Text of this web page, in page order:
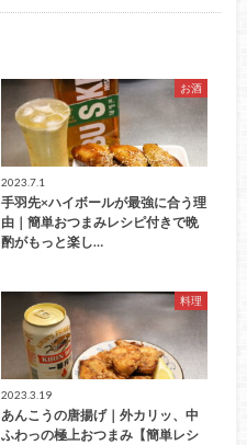
お酒
2023.7.1
手羽先×ハイボールが最強に合う理
由｜簡単おつまみレシピ付きで晩
酌がもっと楽し…
料理
2023.3.19
あんこうの唐揚げ｜外カリッ、中
ふわっの極上おつまみ【簡単レシ